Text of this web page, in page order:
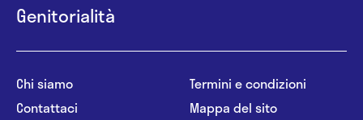
Genitorialità
Chi siamo
Contattaci
Termini e condizioni
Mappa del sito